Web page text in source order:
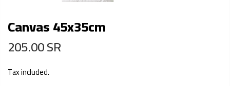
Canvas 45x35cm
205.00 SR
Tax included.